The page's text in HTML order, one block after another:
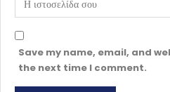
Save my name, email, and
the next time I comment.